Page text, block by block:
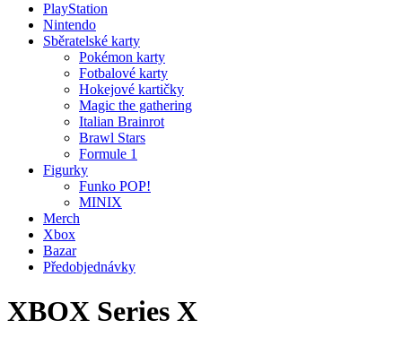
PlayStation
Nintendo
Sběratelské karty
Pokémon karty
Fotbalové karty
Hokejové kartičky
Magic the gathering
Italian Brainrot
Brawl Stars
Formule 1
Figurky
Funko POP!
MINIX
Merch
Xbox
Bazar
Předobjednávky
XBOX Series X